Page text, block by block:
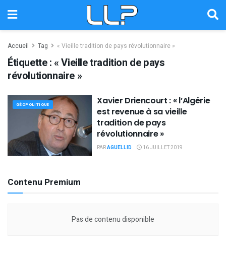
Accueil Tag « Vieille tradition de pays révolutionnaire »
Étiquette :« Vieille tradition de pays
révolutionnaire »
GÉOPOLITIQUE
Xavier Driencourt : « l’Algérie
est revenue à sa vieille
tradition de pays
révolutionnaire »
PARAGUELLID 16 JUILLET 2019
Contenu Premium
Pas de contenu disponible